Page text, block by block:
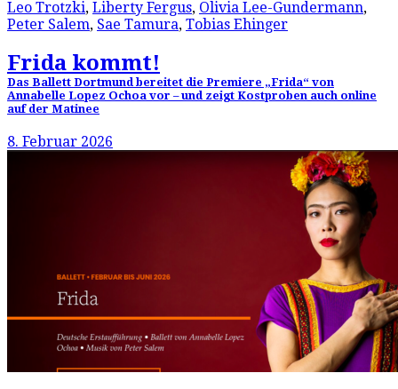
Leo Trotzki, Liberty Fergus, Olivia Lee-Gundermann,
Peter Salem, Sae Tamura, Tobias Ehinger
Frida kommt!
Das Ballett Dortmund bereitet die Premiere „Frida“ von
Annabelle Lopez Ochoa vor – und zeigt Kostproben auch online
auf der Matinee
8. Februar 2026